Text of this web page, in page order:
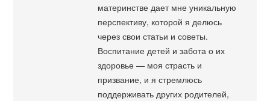
материнстве дает мне уникальную
перспективу, которой я делюсь
через свои статьи и советы.
Воспитание детей и забота о их
здоровье — моя страсть и
призвание, и я стремлюсь
поддерживать других родителей,